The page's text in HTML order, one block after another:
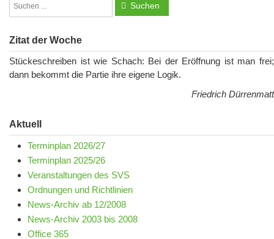
Suchen
Zitat der Woche
Stückeschreiben ist wie Schach: Bei der Eröffnung ist man frei;
dann bekommt die Partie ihre eigene Logik.
Friedrich Dürrenmatt
Aktuell
Terminplan 2026/27
Terminplan 2025/26
Veranstaltungen des SVS
Ordnungen und Richtlinien
News-Archiv ab 12/2008
News-Archiv 2003 bis 2008
Office 365